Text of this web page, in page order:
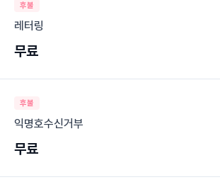
후불
레터링
무료
후불
익명호수신거부
무료